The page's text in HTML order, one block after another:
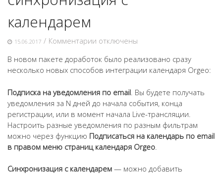
календарем
15.06.2017 / Комментарии к
Оповещение
по
и
синхронизация
с
календарем
отключены
В новом пакете доработок было реализовано сразу
несколько новых способов интеграции календаря Orgeo:
Подписка на уведомления по email . Вы будете получать
уведомления за N дней до начала события, конца
регистрации, или в момент начала Live-трансляции.
Настроить разные уведомления по разным фильтрам
можно через функцию Подписаться на календарь по email
в правом меню страниц календаря Orgeo
Синхронизация с календарем — можно добавить